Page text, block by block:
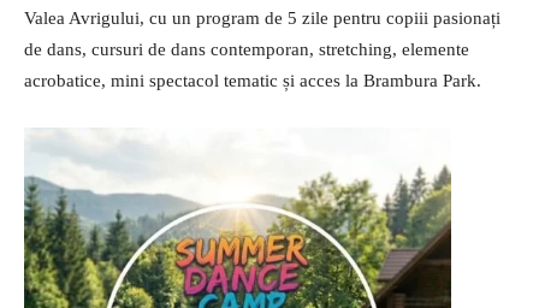
Valea Avrigului, cu un program de 5 zile pentru copiii pasionați
de dans, cursuri de dans contemporan, stretching, elemente
acrobatice, mini spectacol tematic și acces la Brambura Park.